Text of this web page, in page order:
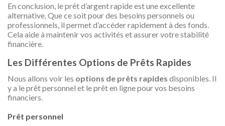
En conclusion, le prêt d’argent rapide est une excellente
alternative. Que ce soit pour des besoins personnels ou
professionnels, il permet d’accéder rapidement à des fonds.
Cela aide à maintenir vos activités et assurer votre stabilité
financière.
Les Différentes Options de Prêts Rapides
Nous allons voir les options de prêts rapides disponibles. Il
y a le prêt personnel et le prêt en ligne pour vos besoins
financiers.
Prêt personnel